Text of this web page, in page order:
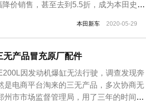
价销售，甚至去到5.5折，成为本田史上
17.98万元，NEDC综合工况续航里
本田新车 2020-05-29
产品冒充原厂配件
因发动机爆缸无法行驶，调查发现奔
电商平台淘来的三无产品，多次协商无
市市场监督管理局，用了三年的时间，